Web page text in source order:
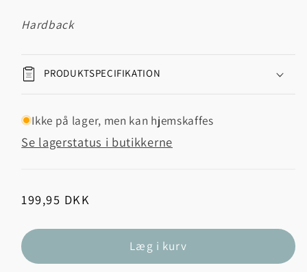
hardback
PRODUKTSPECIFIKATION
Ikke på lager, men kan hjemskaffes
Se lagerstatus i butikkerne
Normalpris
199,95 DKK
Læg i kurv